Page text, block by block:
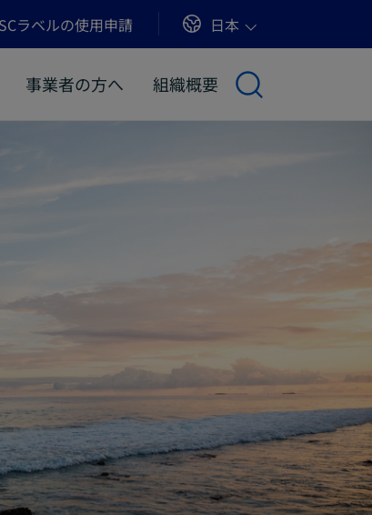
ラベルの使用申請 Sites
日本
事業者の方へ 組織概要